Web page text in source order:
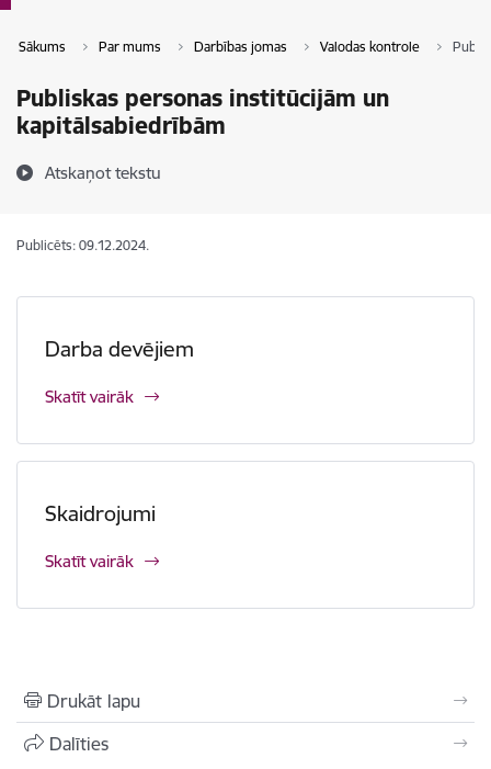
Sākums Par mums Darbības jomas Valodas kontrole
Publiskas personas institūcijām un
kapitālsabiedrībām
Atskaņot tekstu
Publicēts: 09.12.2024.
Darba devējiem
Skatīt vairāk
Skaidrojumi
Skatīt vairāk
Drukāt lapu
Dalīties